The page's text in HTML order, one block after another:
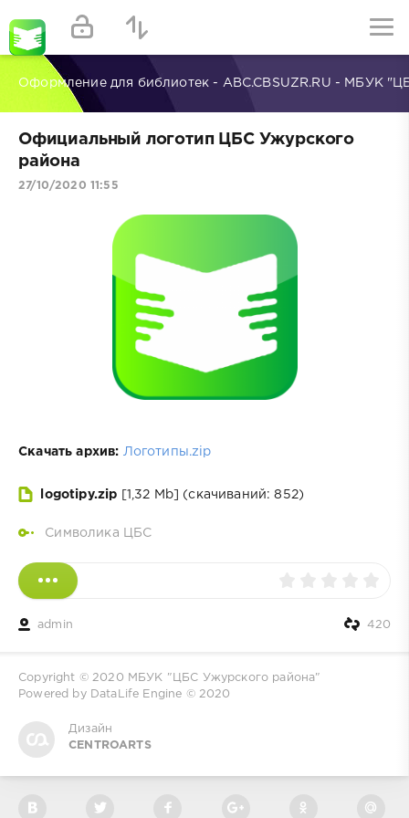
Оформление для библиотек - ABC.CBSUZR.RU - МБУК
Официальный логотип ЦБС Ужурского
района
27/10/2020 11:55
Скачать архив: Логотипы.zip
logotipy.zip [1,32 Mb] (cкачиваний: 852)
Cимволика ЦБС
admin 420
Copyright © 2020
МБУК "ЦБС Ужурского района"
Powered by DataLife Engine © 2020
Дизайн
CENTROARTS